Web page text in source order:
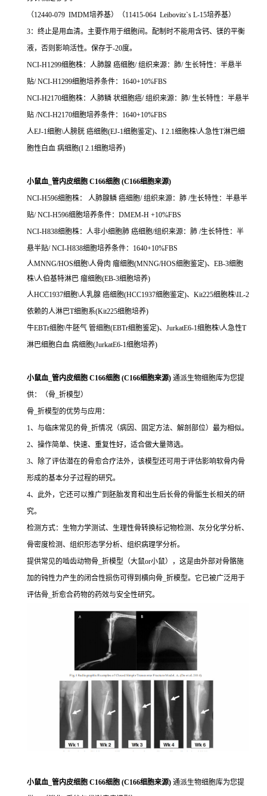
（12440-079 IMDM培养基）（11415-064 Leibovitz`s L-15培养基）
3：终止是用血清。主要作用于细胞间。配制时不能用含钙、镁的平衡
液，否则影响活性。保存于-20度。
NCI-H1299细胞株：人肺腺 癌细胞/ 组织来源：肺/ 生长特性：半悬半
贴/ NCI-H1299细胞培养条件：1640+10%FBS
NCI-H2170细胞株：人肺鳞 状细胞癌/ 组织来源：肺/ 生长特性：半悬半
贴 /NCI-H2170细胞培养条件：1640+10%FBS
人EJ-1细胞\人膀胱 癌细胞(EJ-1细胞鉴定)、I 2.1细胞株\人急性T淋巴细
胞性白血 病细胞(I 2.1细胞培养)
小鼠血_管内皮细胞 C166细胞 (C166细胞来源)
NCI-H596细胞株： 人肺腺鳞 癌细胞/ 组织来源：肺 /生长特性：半悬半
贴/ NCI-H596细胞培养条件：DMEM-H +10%FBS
NCI-H838细胞株：人非小细胞肺 癌细胞/组织来源：肺 /生长特性：半
悬半贴/ NCI-H838细胞培养条件：1640+10%FBS
人MNNG/HOS细胞\人骨肉 瘤细胞(MNNG/HOS细胞鉴定)、EB-3细胞
株\人伯基特淋巴 瘤细胞(EB-3细胞培养)
人HCC1937细胞\人乳腺 癌细胞(HCC1937细胞鉴定)、Kit225细胞株\IL-2
依赖的人淋巴T细胞系(Kit225细胞培养)
牛EBTr细胞\牛胚气 管细胞(EBTr细胞鉴定)、JurkatE6-1细胞株\人急性T
淋巴细胞白血 病细胞(JurkatE6-1细胞培养)
小鼠血_管内皮细胞 C166细胞 (C166细胞来源) 通派生物细胞库为您提
供：（骨_折模型）
骨_折模型的优势与应用：
1、与临床常见的骨_折情况（病因、固定方法、解剖部位）最为相似。
2、操作简单、快速、重复性好，适合做大量筛选。
3、除了评估潜在的骨愈合疗法外，该模型还可用于评估影响软骨内骨
形成的基本分子过程的研究。
4、此外，它还可以推广到胚胎发育和出生后长骨的骨骺生长相关的研
究。
检测方式：生物力学测试、生理性骨转换标记物检测、灰分化学分析、
骨密度检测、组织形态学分析、组织病理学分析。
提供常见的啮齿动物骨_折模型（大鼠or小鼠），这是由外部对骨骼施
加的钝性力产生的闭合性损伤可得到横向骨_折模型。它已被广泛用于
评估骨_折愈合药物的药效与安全性研究。
小鼠血_管内皮细胞 C166细胞 (C166细胞来源) 通派生物细胞库为您提